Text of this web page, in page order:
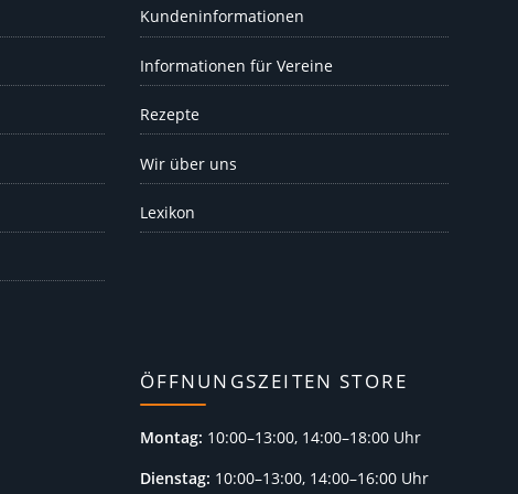
Kundeninformationen
Informationen für Vereine
Rezepte
Wir über uns
Lexikon
ÖFFNUNGSZEITEN STORE
Montag: 10:00–13:00, 14:00–18:00 Uhr
Dienstag: 10:00–13:00, 14:00–16:00 Uhr